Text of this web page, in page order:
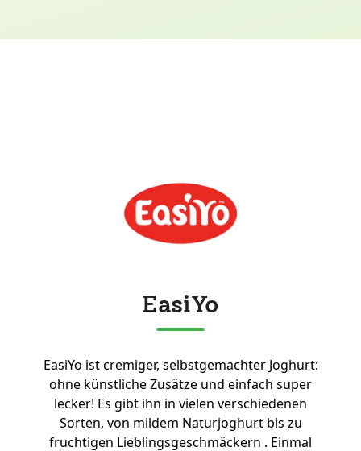
EasiYo
EasiYo ist cremiger, selbstgemachter Joghurt:
ohne künstliche Zusätze und einfach super
lecker! Es gibt ihn in vielen verschiedenen
Sorten, von mildem Naturjoghurt bis zu
fruchtigen Lieblingsgeschmäckern . Einmal